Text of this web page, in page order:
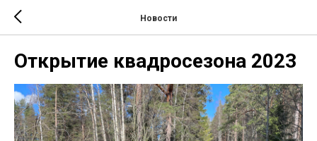
Новости
Открытие квадросезона 2023